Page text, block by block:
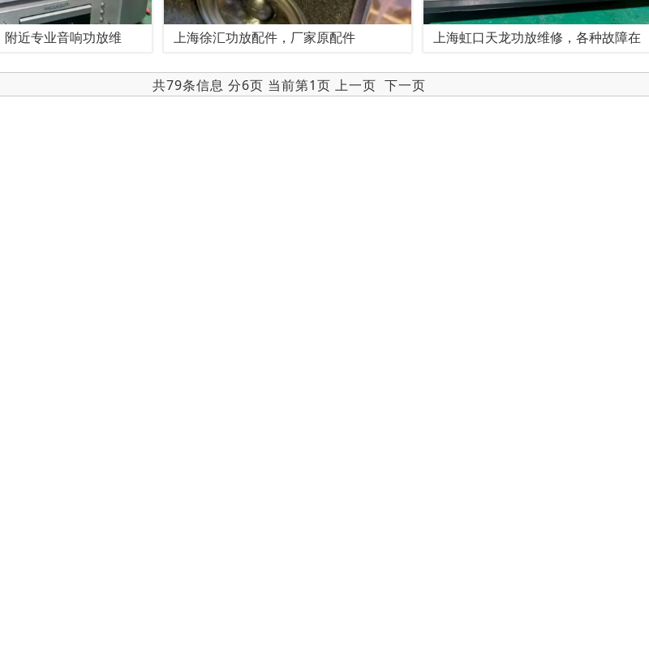
近专业音响功放维 上海徐汇功放配件，厂家原配件 上海虹口天龙功放维修，各种故障在
共79条信息 分6页 当前第1页 上一页 下一页